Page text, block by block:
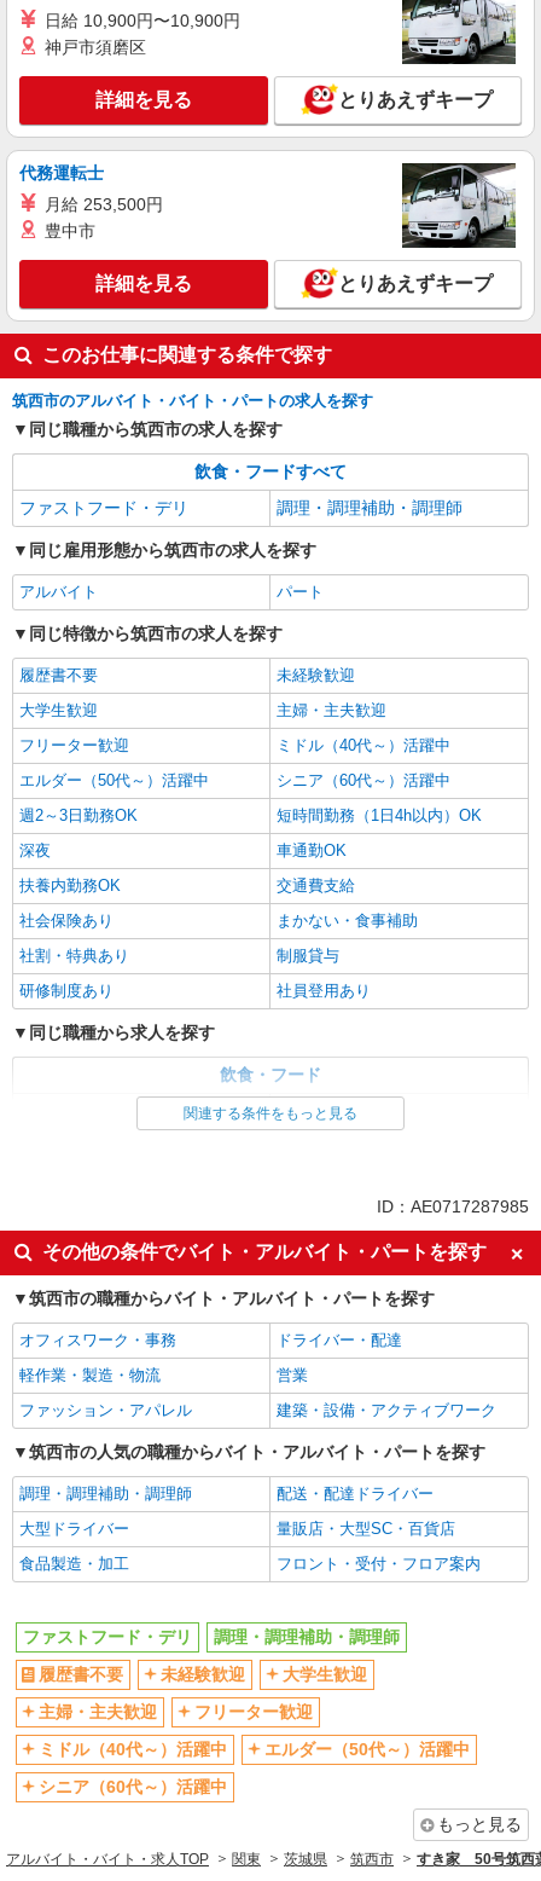
日給 10,900円〜10,900円
神戸市須磨区
詳細を見る とりあえずキープ
代務運転士
月給 253,500円
豊中市
詳細を見る とりあえずキープ
このお仕事に関連する条件で探す
筑西市のアルバイト・バイト・パートの求人を探す
同じ職種から筑西市の求人を探す
飲食・フードすべて
ファストフード・デリ
調理・調理補助・調理師
同じ雇用形態から筑西市の求人を探す
アルバイト パート
同じ特徴から筑西市の求人を探す
履歴書不要
未経験歓迎
大学生歓迎
主婦・主夫歓迎
フリーター歓迎
ミドル（40代～）活躍中
エルダー（50代～）活躍中
シニア（60代～）活躍中
週2～3日勤務OK
短時間勤務（1日4h以内）OK
深夜
車通勤OK
扶養内勤務OK
交通費支給
社会保険あり
まかない・食事補助
社割・特典あり
制服貸与
研修制度あり
社員登用あり
同じ職種から求人を探す
飲食・フード
ファストフード・デリ
調理・調理補助・調理師
ミドル（40代～）活躍中
週2～3日勤務OK
短時間勤務（1日4h以内）OK
深夜
車通勤OK
扶養内勤務OK
交通費支給
社会保険あり
まかない・食事補助
社員登用あり
関連する条件をもっと見る
ID：AE0717287985
その他の条件でバイト・アルバイト・パートを探す
筑西市の職種からバイト・アルバイト・パートを探す
オフィスワーク・事務
ドライバー・配達
軽作業・製造・物流
営業
ファッション・アパレル
建築・設備・アクティブワーク
筑西市の人気の職種からバイト・アルバイト・パートを探す
調理・調理補助・調理師
配送・配達ドライバー
大型ドライバー
量販店・大型SC・百貨店
食品製造・加工
フロント・受付・フロア案内
ファストフード・デリ
調理・調理補助・調理師
履歴書不要
未経験歓迎
大学生歓迎
主婦・主夫歓迎
フリーター歓迎
ミドル（40代～）活躍中
エルダー（50代～）活躍中
シニア（60代～）活躍中
もっと見る
アルバイト・バイト・求人TOP 関東 茨城県 筑西市 すき家 50号筑西